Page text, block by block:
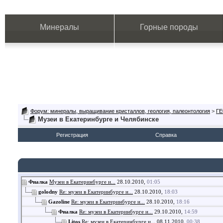
Минералы Горные породы
Форум: минералы, выращивание кристаллов, геология, палеонтология >
Музеи в Екатеринбурге и Челябинске
Регистрация Справка
Фиалка Музеи в Екатеринбурге и... 28.10.2010, 01:05
golodny Re: музеи в Екатеринбурге и... 28.10.2010, 18:03
Gazoline Re: музеи в Екатеринбурге и... 28.10.2010, 18:16
Фиалка Re: музеи в Екатеринбурге и... 29.10.2010, 14:59
Litos Re: музеи в Екатеринбурге и... 08.11.2010, 00:38